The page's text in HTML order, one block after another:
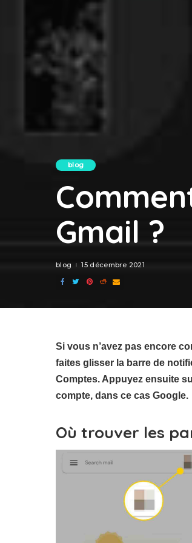
blog
Gmail ?
blog 15 décembre 2021
Si vous n’avez pas encore
faites glisser la barre de
Comptes. Appuyez ensuite
compte, dans ce cas Google.
Où trouver les